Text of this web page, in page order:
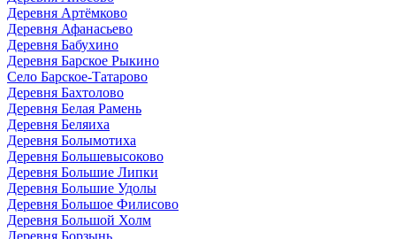
Деревня Артёмково
Деревня Афанасьево
Деревня Бабухино
Деревня Барское Рыкино
Село Барское-Татарово
Деревня Бахтолово
Деревня Белая Рамень
Деревня Беляиха
Деревня Болымотиха
Деревня Большевысоково
Деревня Большие Липки
Деревня Большие Удолы
Деревня Большое Филисово
Деревня Большой Холм
Деревня Борзынь